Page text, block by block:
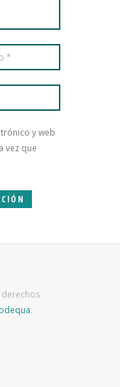
y web
vez que
.